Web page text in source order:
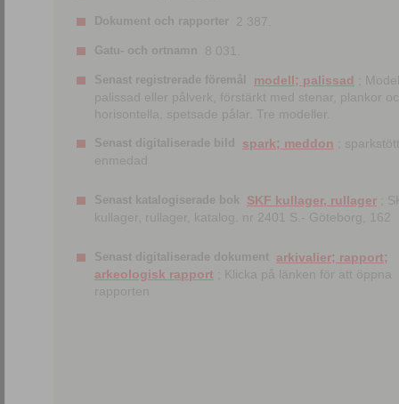
Dokument och rapporter 2 387.
Gatu- och ortnamn 8 031.
Senast registrerade föremål modell; palissad
;
palissad eller pålverk, förstärkt med stenar, plankor
horisontella, spetsade pålar. Tre modeller.
Senast digitaliserade bild spark; meddon ;
enmedad
Senast katalogiserade bok SKF kullager, rullager ;
kullager, rullager, katalog. nr 2401 S.- Göteborg, 162
Senast digitaliserade dokument arkivalier; rapport;
arkeologisk rapport ; Klicka på länken för att öppna
rapporten